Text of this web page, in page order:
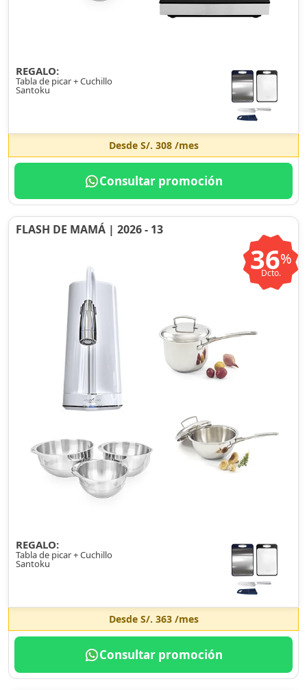
REGALO:
Tabla de picar + Cuchillo
Santoku
Desde S/. 308/mes
Consultar promoción
FLASH DE MAMÁ | 2026 - 13
36%
Dcto.
REGALO:
Tabla de picar + Cuchillo
Santoku
Desde S/. 363/mes
Consultar promoción